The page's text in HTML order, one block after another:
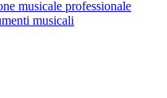
musicale professionale
musicali